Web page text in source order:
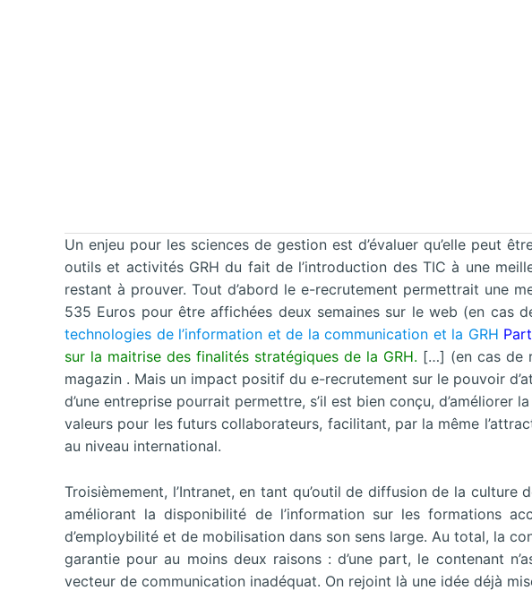
Un enjeu pour les sciences de gestion est d’évaluer qu’elle peut
outils et activités GRH du fait de l’introduction des TIC à une
restant à prouver. Tout d’abord le e-recrutement permettrait une
535 Euros pour être affichées deux semaines sur le web (en cas
technologies de l’information et de la communication et la GRH
sur la maitrise des finalités stratégiques de la GRH. […] (en cas de
magazin . Mais un impact positif du e-recrutement sur le pouvoir
d’une entreprise pourrait permettre, s’il est bien conçu,
valeurs pour les futurs collaborateurs, facilitant, par la même
au niveau international.
Troisièmement, l’Intranet, en tant qu’outil de diffusion de la
améliorant la disponibilité de l’information sur les formations
d’employbilité et de mobilisation dans son sens large. Au total, la
garantie pour au moins deux raisons : d’une part, le contenant
vecteur de communication inadéquat. On rejoint là une idée déjà